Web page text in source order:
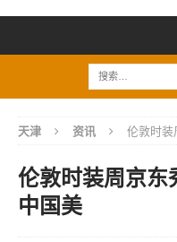
天津 资讯 伦敦时装
伦敦时装周京东
中国美